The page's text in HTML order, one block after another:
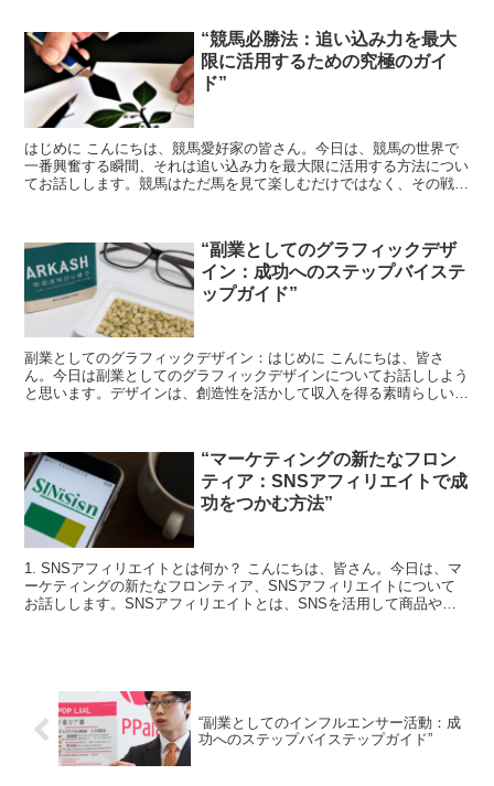
“競馬必勝法：追い込み力を最大
限に活用するための究極のガイ
ド”
はじめに こんにちは、競馬愛好家の皆さん。今日は、競馬の世界で
一番興奮する瞬間、それは追い込み力を最大限に活用する方法につい
てお話しします。競馬はただ馬を見て楽しむだけではなく、その戦略
“副業としてのグラフィックデザ
イン：成功へのステップバイステ
ップガイド”
副業としてのグラフィックデザイン：はじめに こんにちは、皆さ
ん。今日は副業としてのグラフィックデザインについてお話ししよう
と思います。デザインは、創造性を活かして収入を得る素晴らしい方
“マーケティングの新たなフロン
ティア：SNSアフィリエイトで成
功をつかむ方法”
1. SNSアフィリエイトとは何か？ こんにちは、皆さん。今日は、マ
ーケティングの新たなフロンティア、SNSアフィリエイトについて
お話しします。SNSアフィリエイトとは、SNSを活用して商品やサ
“副業としてのインフルエンサー活動：成
功へのステップバイステップガイド”